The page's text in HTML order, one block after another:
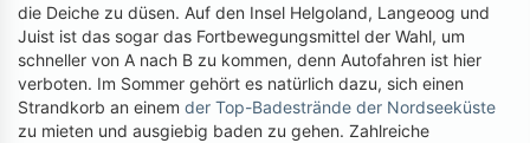
die Deiche zu düsen. Auf den Insel Helgoland, Langeoog und
Juist ist das sogar das Fortbewegungsmittel der Wahl, um
schneller von A nach B zu kommen, denn Autofahren ist hier
verboten. Im Sommer gehört es natürlich dazu, sich einen
Strandkorb an einem der Top-Badestrände der Nordseeküste
zu mieten und ausgiebig baden zu gehen. Zahlreiche